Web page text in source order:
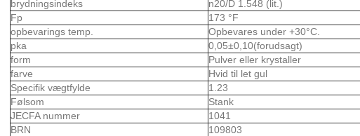
brydningsindeks
n20/D 1.548 (lit.)
Fp
173 °F
opbevarings temp.
Opbevares under +30°C.
pka
0,05±0,10(forudsagt)
form
Pulver eller krystaller
farve
Hvid til let gul
Specifik vægtfylde
1.23
Følsom
Stank
JECFA nummer
1041
BRN
109803